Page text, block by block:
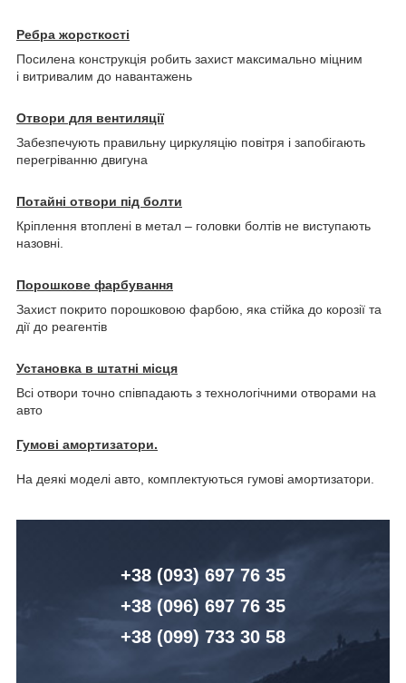
Ребра жорсткості
Посилена конструкція робить захист максимально міцним
і витривалим до навантажень
Отвори для вентиляції
Забезпечують правильну циркуляцію повітря і запобігають
перегріванню двигуна
Потайні отвори під болти
Кріплення втоплені в метал – головки болтів не виступають
назовні.
Порошкове фарбування
Захист покрито порошковою фарбою, яка стійка до корозії та
дії до реагентів
Установка в штатні місця
Всі отвори точно співпадають з технологічними отворами на
авто
Гумові амортизатори.
На деякі моделі авто, комплектуються гумові амортизатори.
+38 (093) 697 76 35
+38 (096) 697 76 35
+38 (099) 733 30 58